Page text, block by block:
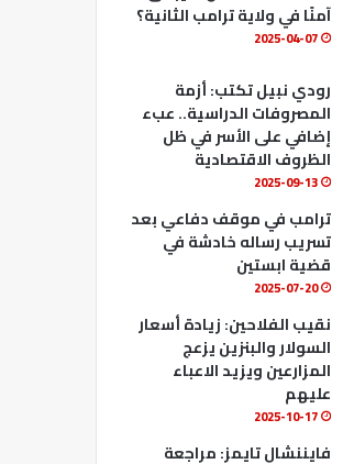
b
e
آمنًا في ولاية ترامب الثانية؟
2025-04-07
رودي نبيل تكتب: أزمة
المصروفات الدراسية.. عبء
إضافي على الأسر في ظل
الظروف الاقتصادية
2025-09-13
ترامب في موقف دفاعي بعد
تسريب رساله خادشة في
قضية ابستين
2025-07-20
نقيب الفلاحين: زيادة أسعار
السولار والبنزين يزعج
المزارعين ويزيد الاعباء
عليهم
2025-10-17
فايننشال تايمز: مراجعة